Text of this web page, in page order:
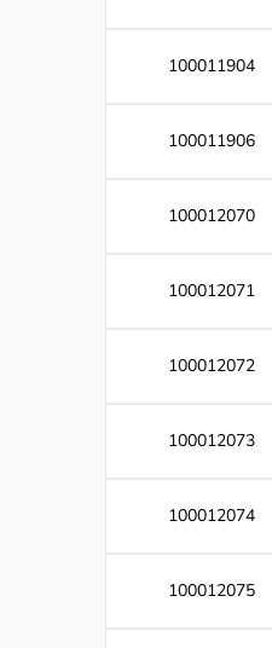
100011904
100011906
100012070
100012071
100012072
100012073
100012074
100012075